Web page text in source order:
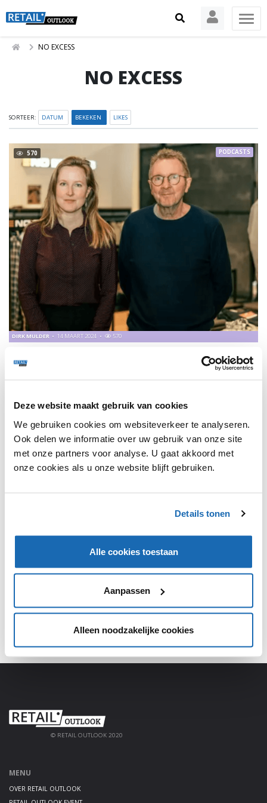
Deze website maakt gebruik van cookies
We gebruiken cookies om websiteverkeer te analyseren.
Ook delen we informatie over uw gebruik van onze site
met onze partners voor analyse. U gaat akkoord met
onze cookies als u onze website blijft gebruiken.
Details tonen
Alle cookies toestaan
Aanpassen
Alleen noodzakelijke cookies
NO EXCESS
NO EXCESS
SORTEER: DATUM BEKEKEN LIKES
570
COMFORT EN PRIJS-KWALITEITVERHOUDING ZIJN
EXTREEM BELANGRIJK!
DIRK MULDER 14 MAART 2024 570
PODCASTS
1
SHARE, LEARN & CONNECT!
Meld je aan, deel jouw kennis en haal alles uit het
platform!
AANMELDEN
© RETAIL OUTLOOK 2020
MENU
OVER RETAIL OUTLOOK